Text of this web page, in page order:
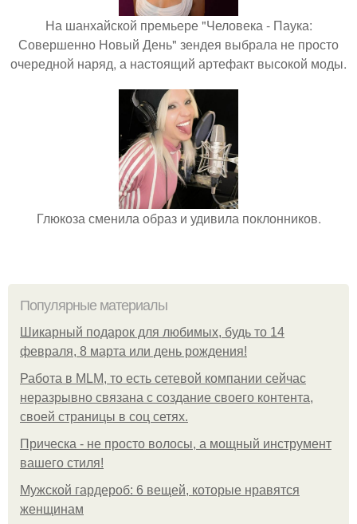
На шанхайской премьере "Человека - Паука:
Совершенно Новый День" зендея выбрала не просто
очередной наряд, а настоящий артефакт высокой моды.
Глюкоза сменила образ и удивила поклонников.
Популярные материалы
Шикарный подарок для любимых, будь то 14
февраля, 8 марта или день рождения!
Работа в MLM, то есть сетевой компании сейчас
неразрывно связана с создание своего контента,
своей страницы в соц сетях.
Прическа - не просто волосы, а мощный инструмент
вашего стиля!
Мужской гардероб: 6 вещей, которые нравятся
женщинам